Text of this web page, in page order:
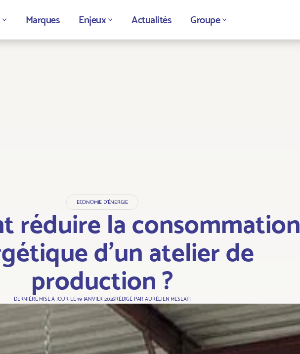
Marques Enjeux Actualités Groupe
ECONOMIE D'ÉNERGIE
réduire la consommation
d’un atelier de
production ?
DERNIÈRE MISE À JOUR LE 19 JANVIER 2026RÉDIGÉ PARAURÉLIEN MESLATI